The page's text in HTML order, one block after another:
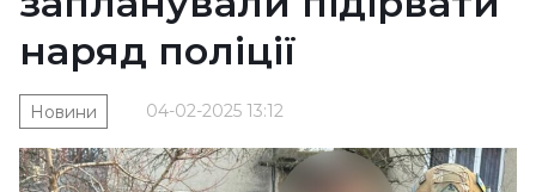
наряд поліції
04-02-2025 13:12
Новини